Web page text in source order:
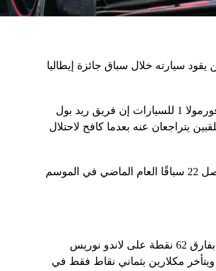
سيارته خلال سباق جائزة إيطاليا
قال ماكس فيرستابن متصدر بطولة العالم لسباقات فورمولا 1 للسيارات إن فريق ريد بول
يتراجعان عنه بعدما كافح لاحتلال
فاز بطل العالم الهولندي ثلاث مرات بـ19 سباقًا من أصل 22 سباقًا العام الماضي في الموسم
ولم يفز فيرستابن في ستة سباقات حتى الآن ويتقدم بفارق 62 نقطة على لاندو نوريس
مكلارين بثماني نقاط فقط في